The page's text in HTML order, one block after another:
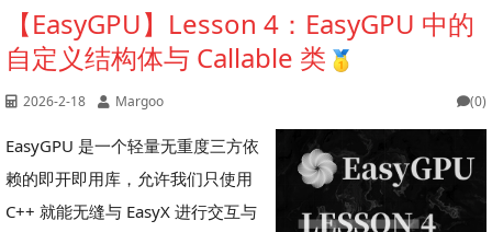
【EasyGPU】Lesson 4：EasyGPU 中的
自定义结构体与 Callable 类
2026-2-18 Margoo (0)
EasyGPU 是一个轻量无重度三方依
赖的即开即用库，允许我们只使用
C++ 就能无缝与 EasyX 进行交互与